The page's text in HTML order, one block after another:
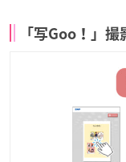
「写Goo！」撮